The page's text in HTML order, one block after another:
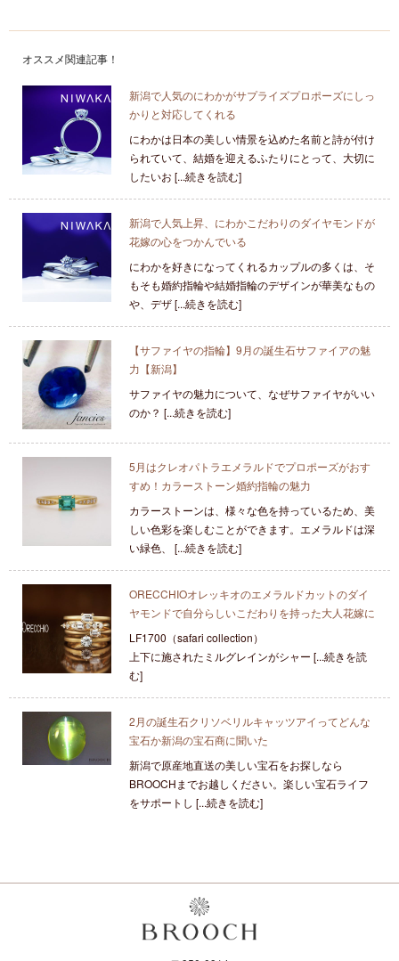
オススメ関連記事！
新潟で人気のにわかがサプライズプロポーズにしっ
かりと対応してくれる
にわかは日本の美しい情景を込めた名前と詩が付け
られていて、結婚を迎えるふたりにとって、大切に
したいお [...続きを読む]
新潟で人気上昇、にわかこだわりのダイヤモンドが
花嫁の心をつかんでいる
にわかを好きになってくれるカップルの多くは、そ
もそも婚約指輪や結婚指輪のデザインが華美なもの
や、デザ [...続きを読む]
【サファイヤの指輪】9月の誕生石サファイアの魅
力【新潟】
サファイヤの魅力について、なぜサファイヤがいい
のか？ [...続きを読む]
5月はクレオパトラエメラルドでプロポーズがおす
すめ！カラーストーン婚約指輪の魅力
カラーストーンは、様々な色を持っているため、美
しい色彩を楽しむことができます。エメラルドは深
い緑色、 [...続きを読む]
ORECCHIOオレッキオのエメラルドカットのダイ
ヤモンドで自分らしいこだわりを持った大人花嫁に
LF1700（safari collection）
上下に施されたミルグレインがシャー [...続きを読
む]
2月の誕生石クリソベリルキャッツアイってどんな
宝石か新潟の宝石商に聞いた
新潟で原産地直送の美しい宝石をお探しなら
BROOCHまでお越しください。楽しい宝石ライフ
をサポートし [...続きを読む]